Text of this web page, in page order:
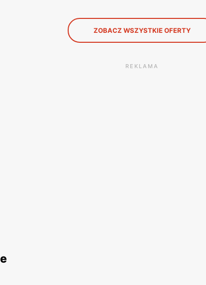
ZOBACZ WSZYSTKIE OFERTY
REKLAMA